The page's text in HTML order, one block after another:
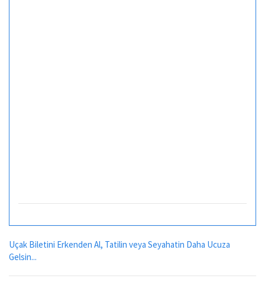
Uçak Biletini Erkenden Al, Tatilin veya Seyahatin Daha Ucuza
Gelsin...